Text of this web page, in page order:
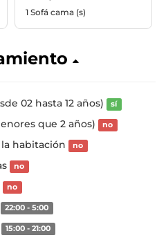
1 Sofá cama (s)
02 hasta 12 años) sí
que 2 años) no
habitación no
no
no
22:00 - 5:00
15:00 - 21:00